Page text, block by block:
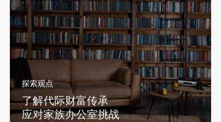
探索观点
了解代际财富传承
应对家族办公室挑战